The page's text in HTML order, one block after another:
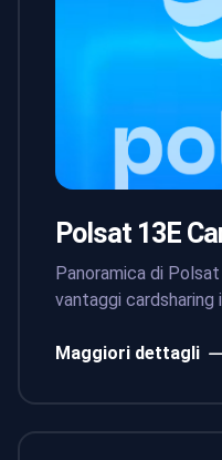
Polsat 13E
Panoramica di
vantaggi cardsharing
Maggiori dettagli